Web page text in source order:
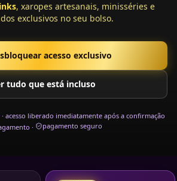
, xaropes artesanais, minisséries e
exclusivos no seu bolso.
acesso exclusivo
tudo que está incluso
acesso liberado imediatamente após a confirmação
·
pagamento seguro